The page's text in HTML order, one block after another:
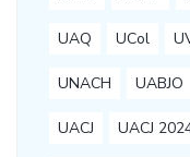
UAQ UCol
UNACH UABJO
UACJ UACJ